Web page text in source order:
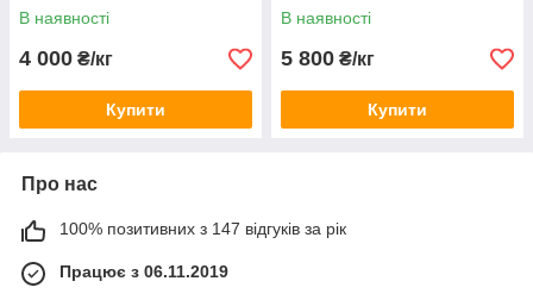
В наявності
4 000 ₴/кг
Купити
В наявності
5 800 ₴/кг
Купити
Про нас
100% позитивних з 147 відгуків за рік
Працює з 06.11.2019